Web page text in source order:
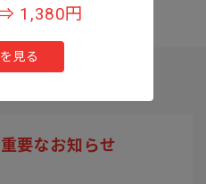
1,380円
見る
要なお知らせ